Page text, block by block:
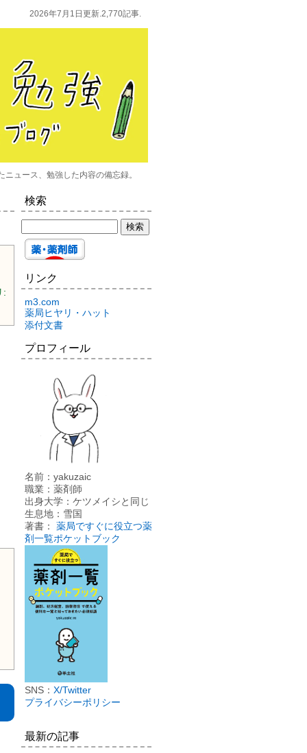
2026年7月1日更新.2,770記事.
ュース、勉強した内容の備忘録。
:
検索
リンク
m3.com
薬局ヒヤリ・ハット
添付文書
プロフィール
名前：yakuzaic
職業：薬剤師
出身大学：ケツメイシと同じ
生息地：雪国
著書： 薬局ですぐに役立つ薬
剤一覧ポケットブック
SNS： X/Twitter
プライバシーポリシー
最新の記事